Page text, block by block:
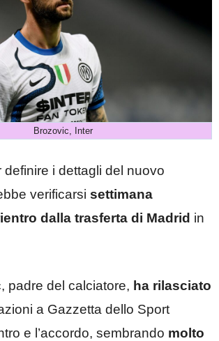
Brozovic, Inter
definire i dettagli del nuovo
verificarsi settimana
dalla trasferta di Madrid in
, padre del calciatore, ha rilasciato
a Gazzetta dello Sport
e l’accordo, sembrando molto